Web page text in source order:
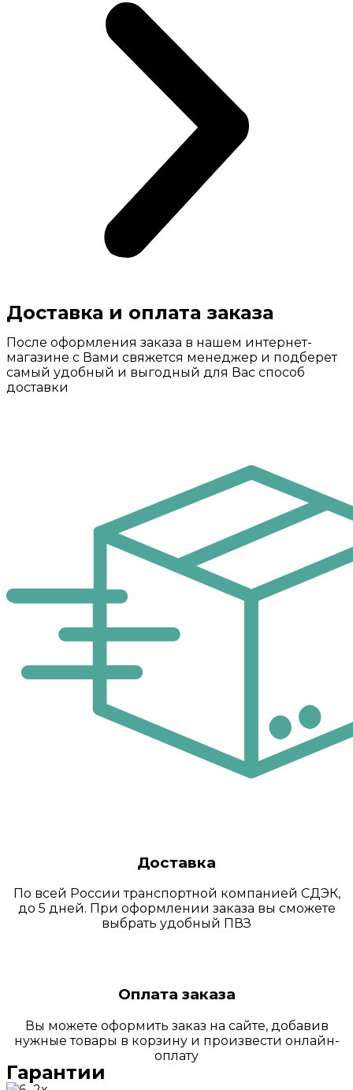
Доставка и оплата заказа
После оформления заказа в нашем интернет-
магазине с Вами свяжется менеджер и подберет
самый удобный и выгодный для Вас способ
доставки
Доставка
По всей России транспортной компанией СДЭК,
до 5 дней. При оформлении заказа вы сможете
выбрать удобный ПВЗ
Оплата заказа
Вы можете оформить заказ на сайте, добавив
нужные товары в корзину и произвести онлайн-
оплату
Гарантии